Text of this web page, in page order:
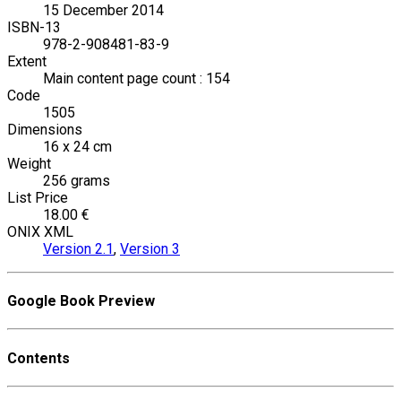
15 December 2014
ISBN-13
978-2-908481-83-9
Extent
Main content page count : 154
Code
1505
Dimensions
16 x 24 cm
Weight
256 grams
List Price
18.00 €
ONIX XML
Version 2.1, Version 3
Google Book Preview
Contents